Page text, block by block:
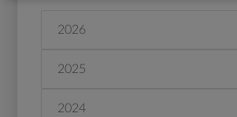
2026
2025
2024